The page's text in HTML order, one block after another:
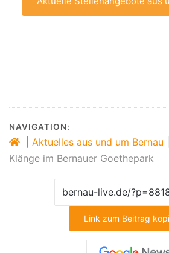
NAVIGATION:
Aktuelles aus und um Bernau
Klänge im Bernauer Goethepark
Link zum Beitrag